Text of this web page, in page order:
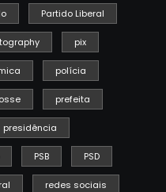
Partido Liberal
pix
polícia
prefeita
presidência
PSB PSD
redes sociais